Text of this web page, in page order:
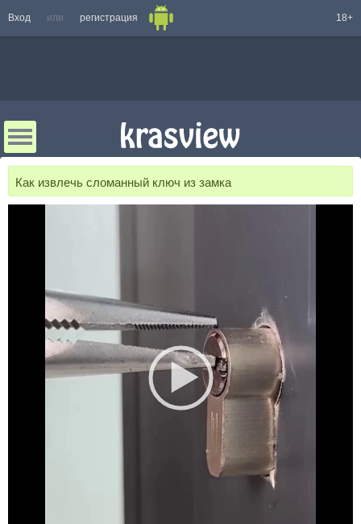
Вход или регистрация 18+
Как извлечь сломанный ключ из замка